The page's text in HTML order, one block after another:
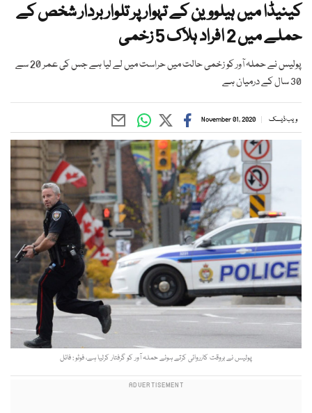
کینیڈا میں ہیلووین کے تہوار پر تلوار بردار شخص کے
حملے میں 2 افراد ہلاک 5 زخمی
پولیس نے حملہ آور کو زخمی حالت میں حراست میں لے لیا ہے جس کی عمر 20 سے
30 سال کے درمیان ہے
ویب ڈیسک November 01, 2020
پولیس نے بروقت کارروائی کرتے ہوئے حملہ آور کو گرفتار کرلیا ہے، فوٹو : فائل